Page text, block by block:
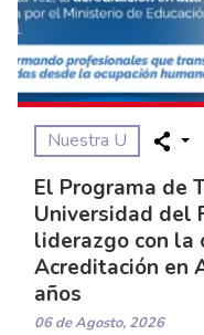
Nuestra U
El Programa de
Universidad del
liderazgo con la
Acreditación en
años
06 de Agosto, 2026